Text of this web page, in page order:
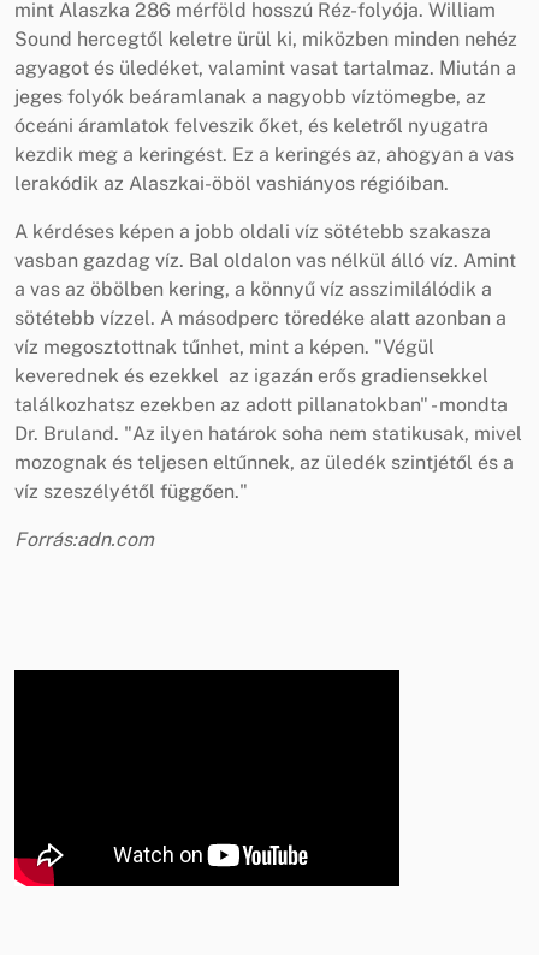
mint Alaszka 286 mérföld hosszú Réz-folyója. William
Sound hercegtől keletre ürül ki, miközben minden nehéz
agyagot és üledéket, valamint vasat tartalmaz. Miután a
jeges folyók beáramlanak a nagyobb víztömegbe, az
óceáni áramlatok felveszik őket, és keletről nyugatra
kezdik meg a keringést. Ez a keringés az, ahogyan a vas
lerakódik az Alaszkai-öböl vashiányos régióiban.
A kérdéses képen a jobb oldali víz sötétebb szakasza
vasban gazdag víz. Bal oldalon vas nélkül álló víz. Amint
a vas az öbölben kering, a könnyű víz asszimilálódik a
sötétebb vízzel. A másodperc töredéke alatt azonban a
víz megosztottnak tűnhet, mint a képen. "Végül
keverednek és ezekkel az igazán erős gradiensekkel
találkozhatsz ezekben az adott pillanatokban" - mondta
Dr. Bruland. "Az ilyen határok soha nem statikusak, mivel
mozognak és teljesen eltűnnek, az üledék szintjétől és a
víz szeszélyétől függően."
Forrás:adn.com